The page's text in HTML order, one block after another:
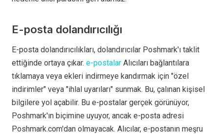
E-posta dolandırıcılığı
E-posta dolandırıcılıkları, dolandırıcılar Poshmark'ı taklit
ettiğinde ortaya çıkar. e-postalar Alıcıları bağlantılara
tıklamaya veya ekleri indirmeye kandırmak için "özel
indirimler" veya "ihlal uyarıları" sunmak. Bu, çalınan kişisel
bilgilere yol açabilir. Bu e-postalar gerçek görünüyor,
Poshmark'ın biçimine uyuyor, ancak e-posta adresi
Poshmark.com'dan olmayacak. Alıcılar, e-postanın meşru